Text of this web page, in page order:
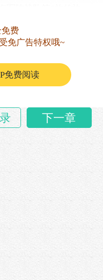
费
免广告特权哦~
免费阅读
下一章